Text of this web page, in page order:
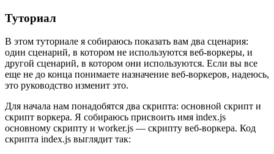
Туториал
В этом туториале я собираюсь показать вам два сценария:
один сценарий, в котором не используются веб-воркеры, и
другой сценарий, в котором они используются. Если вы все
еще не до конца понимаете назначение веб-воркеров, надеюсь,
это руководство изменит это.
Для начала нам понадобятся два скрипта: основной скрипт и
скрипт воркера. Я собираюсь присвоить имя index.js
основному скрипту и worker.js — скрипту веб-воркера. Код
скрипта index.js выглядит так: